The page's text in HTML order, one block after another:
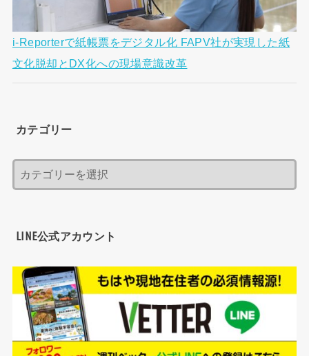
i-Reporterで紙帳票をデジタル化 FAPV社が実現した紙
文化脱却とDX化への現場意識改革
カテゴリー
LINE公式アカウント